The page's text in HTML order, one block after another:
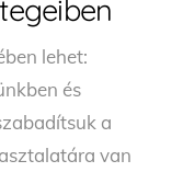
lehet:
és
a
van